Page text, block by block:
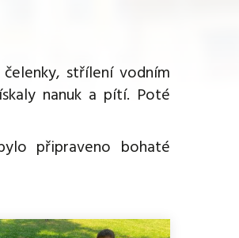
střílení vodním
nanuk a pítí. Poté
připraveno bohaté